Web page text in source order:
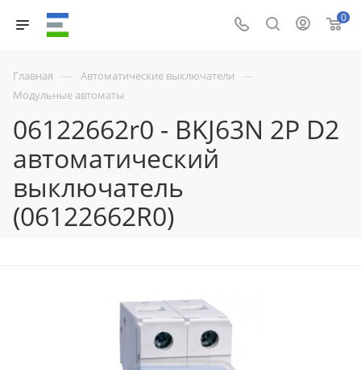
0
Главная — Автоматические выключатели —
Модульные автоматы
06122662r0 - BKJ63N 2P D2
автоматический
выключатель
(06122662R0)